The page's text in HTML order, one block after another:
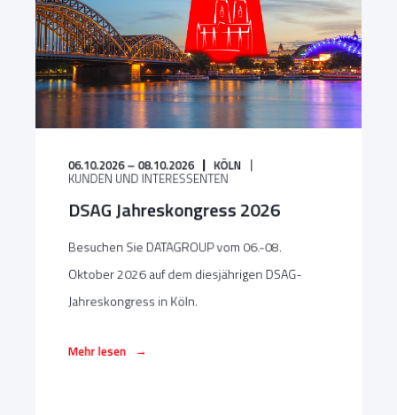
06.10.2026 – 08.10.2026 KÖLN
KUNDEN UND INTERESSENTEN
DSAG Jahreskongress 2026
Besuchen Sie DATAGROUP vom 06.-08.
Oktober 2026 auf dem diesjährigen DSAG-
Jahreskongress in Köln.
Mehr lesen →